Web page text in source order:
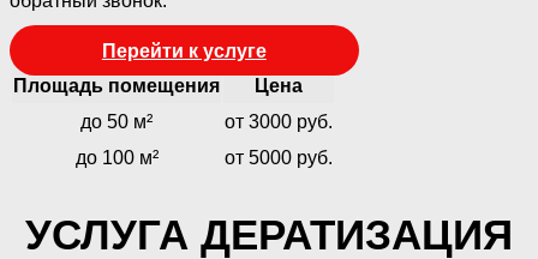
Перейти к услуге
Площадь помещения
Цена
до 50 м²
от 3000 руб.
до 100 м²
от 5000 руб.
УСЛУГА ДЕРАТИЗАЦИЯ